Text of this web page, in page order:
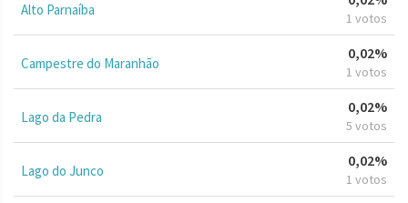
Alto Parnaíba 1 votos
Campestre do Maranhão
0,02%
1 votos
Lago da Pedra
0,02%
5 votos
Lago do Junco
0,02%
1 votos